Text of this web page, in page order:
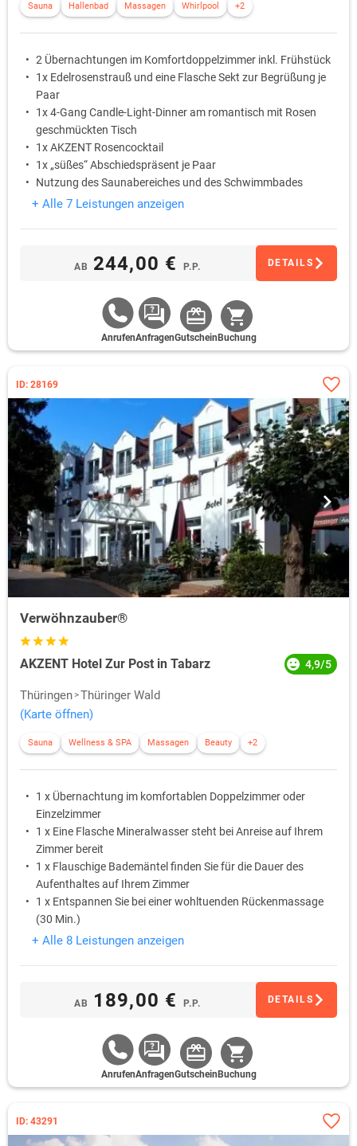
Sauna Hallenbad Massagen Whirlpool +2
2 Übernachtungen im Komfortdoppelzimmer inkl. Frühstück
1x Edelrosenstrauß und eine Flasche Sekt zur Begrüßung je
Paar
1x 4-Gang Candle-Light-Dinner am romantisch mit Rosen
geschmückten Tisch
1x AKZENT Rosencocktail
1x „süßes“ Abschiedspräsent je Paar
Nutzung des Saunabereiches und des Schwimmbades
+ Alle 7 Leistungen anzeigen
AB 244,00 € P.P. DETAILS
AnrufenAnfragenGutschein Buchung
ID: 28169
Verwöhnzauber®
AKZENT Hotel Zur Post in Tabarz 4,9/5
Thüringen Thüringer Wald
(Karte öffnen)
Sauna Wellness & SPA Massagen Beauty +2
1 x Übernachtung im komfortablen Doppelzimmer oder
Einzelzimmer
1 x Eine Flasche Mineralwasser steht bei Anreise auf Ihrem
Zimmer bereit
1 x Flauschige Bademäntel finden Sie für die Dauer des
Aufenthaltes auf Ihrem Zimmer
1 x Entspannen Sie bei einer wohltuenden Rückenmassage
(30 Min.)
1 x Nutzen Sie nach Lust und Laune im Rahmen der
1 x Genießen Sie am Abend ein 3-Gänge-Menü
+ Alle 8 Leistungen anzeigen
AB 189,00 € P.P. DETAILS
AnrufenAnfragenGutschein Buchung
ID: 43291